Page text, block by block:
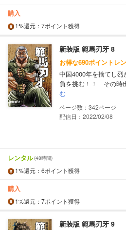
購入
1%還元 ：7ポイント獲得
新装版 範馬刃牙 8
お得な690ポイントレ
中国4000年を捨てし
負を挑む！！ その時
む
342
配信日：2022/02/08
レンタル(48時間)
1%還元 ：6ポイント獲得
購入
1%還元 ：7ポイント獲得
新装版 範馬刃牙 9